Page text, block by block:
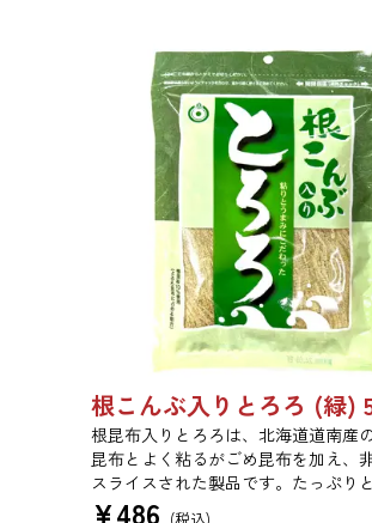
根昆布入りとろろは、北海道道南産
昆布とよく粘るがごめ昆布を加え、
スライスされた製品です。たっぷり
りがあり、昆布本来の風味を存分にご
¥486